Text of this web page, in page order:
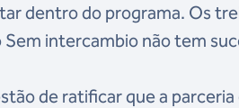
dentro do programa. Os
intercambio não tem
de ratificar que a